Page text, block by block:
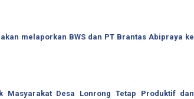
melaporkan BWS dan PT Brantas Abipraya ke
Desa Lonrong Tetap Produktif dan